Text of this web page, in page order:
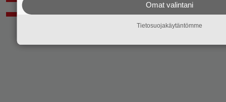
ASIAA
Omat valintani
Tietosuojakäytäntömme